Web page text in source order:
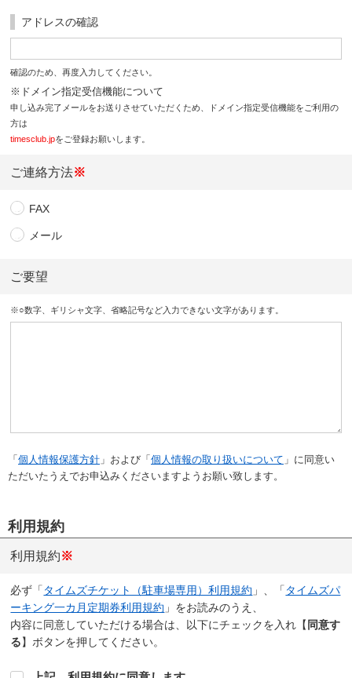
アドレスの確認
確認のため、再度入力してください。
※ドメイン指定受信機能について
申し込み完了メールをお送りさせていただくため、ドメイン指定受信機能をご利用の
方は
timesclub.jpをご登録お願いします。
ご連絡方法※
FAX
メール
ご要望
※○数字、ギリシャ文字、省略記号など入力できない文字があります。
「個人情報保護方針 」および「個人情報の取り扱いについて 」に同意い
ただいたうえでお申込みくださいますようお願い致します。
利用規約
利用規約※
必ず「 タイムズチケット（駐車場専用）利用規約 」、「 タイムズパ
ーキング一カ月定期券利用規約 」をお読みのうえ、
内容に同意していただける場合は、以下にチェックを入れ【 同意す
る】ボタンを押してください。